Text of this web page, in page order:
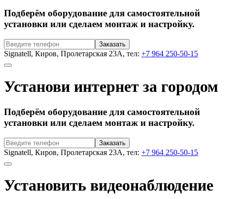
Подберём оборудование для самостоятельной
установки или сделаем монтаж и настройку.
Signatell, Киров, Пролетарская 23А, тел: +7 964 250-50-15
Установи интернет за городом
Подберём оборудование для самостоятельной
установки или сделаем монтаж и настройку.
Signatell, Киров, Пролетарская 23А, тел: +7 964 250-50-15
Установить видеонаблюдение